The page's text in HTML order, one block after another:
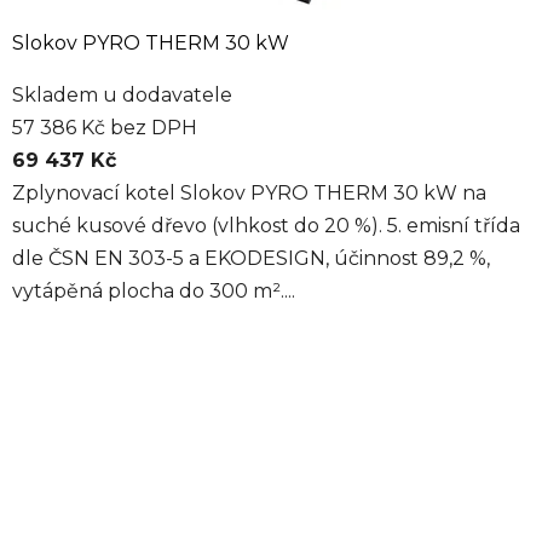
Slokov PYRO THERM 30 kW
Skladem u dodavatele
57 386 Kč bez DPH
69 437 Kč
Zplynovací kotel Slokov PYRO THERM 30 kW na
suché kusové dřevo (vlhkost do 20 %). 5. emisní třída
dle ČSN EN 303-5 a EKODESIGN, účinnost 89,2 %,
vytápěná plocha do 300 m²....